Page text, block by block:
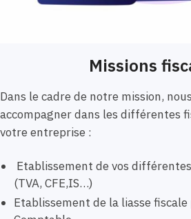
Missions
Dans le cadre de notre mission,
accompagner dans les différentes
votre entreprise :
Etablissement de vos
(TVA, CFE,IS…)
Etablissement de la liasse